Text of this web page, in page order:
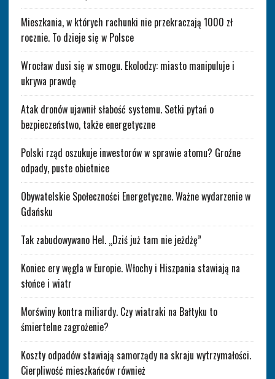
Mieszkania, w których rachunki nie przekraczają 1000 zł
rocznie. To dzieje się w Polsce
Wrocław dusi się w smogu. Ekolodzy: miasto manipuluje i
ukrywa prawdę
Atak dronów ujawnił słabość systemu. Setki pytań o
bezpieczeństwo, także energetyczne
Polski rząd oszukuje inwestorów w sprawie atomu? Groźne
odpady, puste obietnice
Obywatelskie Społeczności Energetyczne. Ważne wydarzenie w
Gdańsku
Tak zabudowywano Hel. „Dziś już tam nie jeżdżę”
Koniec ery węgla w Europie. Włochy i Hiszpania stawiają na
słońce i wiatr
Morświny kontra miliardy. Czy wiatraki na Bałtyku to
śmiertelne zagrożenie?
Koszty odpadów stawiają samorządy na skraju wytrzymałości.
Cierpliwość mieszkańców również